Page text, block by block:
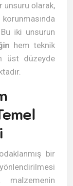
unsuru olarak,
iki unsurun
hem teknik
üst düzeyde
bir